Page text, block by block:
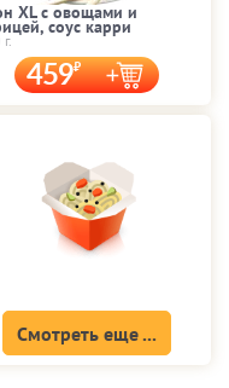
XL с овощами и
соус карри
459
Смотреть еще ...